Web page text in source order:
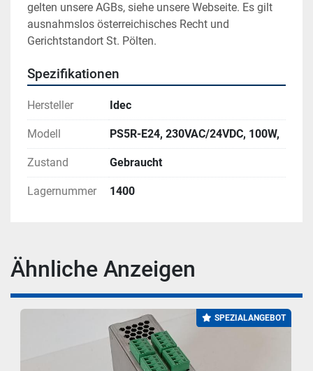
gelten unsere AGBs, siehe unsere Webseite. Es gilt
ausnahmslos österreichisches Recht und
Gerichtstandort St. Pölten.
Spezifikationen
Hersteller Idec
Modell PS5R-E24, 230VAC/24VDC, 100W,
Zustand Gebraucht
Lagernummer 1400
Ähnliche Anzeigen
SPEZIALANGEBOT